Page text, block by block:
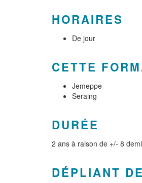
HORAIRES
De jour
CETTE
Jemeppe
Seraing
DURÉE
2 ans à raison de +/- 8
DÉPLIANT